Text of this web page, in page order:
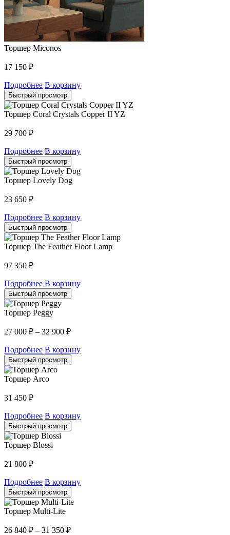
Торшер Miconos
17 150 ₽
Подробнее В корзину
Быстрый просмотр
Торшер Coral Crystals Copper II YZ
29 700 ₽
Подробнее В корзину
Быстрый просмотр
Торшер Lovely Dog
23 650 ₽
Подробнее В корзину
Быстрый просмотр
Торшер The Feather Floor Lamp
97 350 ₽
Подробнее В корзину
Быстрый просмотр
Торшер Peggy
27 000 ₽ – 32 900 ₽
Подробнее В корзину
Быстрый просмотр
Торшер Arco
31 450 ₽
Подробнее В корзину
Быстрый просмотр
Торшер Blossi
21 800 ₽
Подробнее В корзину
Быстрый просмотр
Торшер Multi-Lite
26 840 ₽ – 31 350 ₽